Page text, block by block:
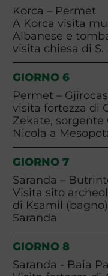
Korca – Permet
A Korca visita
Albanese e
visita chiesa di S.
GIORNO 6
Permet –
visita fortezza di
Zekate, sorgente
Nicola a
GIORNO 7
Saranda –
Visita sito
di Ksamil
Saranda
GIORNO 8
Saranda - Baia